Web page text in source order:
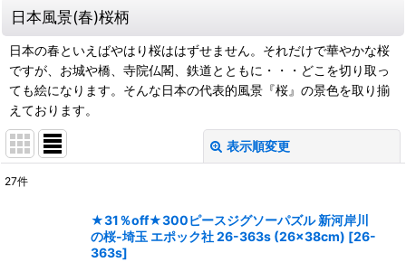
日本風景(春)桜柄
日本の春といえばやはり桜ははずせません。それだけで華やかな桜
ですが、お城や橋、寺院仏閣、鉄道とともに・・・どこを切り取っ
ても絵になります。そんな日本の代表的風景『桜』の景色を取り揃
えております。
表示順変更
27件
★31％off★300ピースジグソーパズル 新河岸川
の桜-埼玉 エポック社 26-363s (26×38cm) [26-
363s]